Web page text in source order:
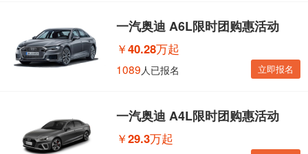
一汽奥迪 A6L限时团购惠活动
￥40.28万起
1089 人已报名 立即报名
一汽奥迪 A4L限时团购惠活动
￥29.3万起